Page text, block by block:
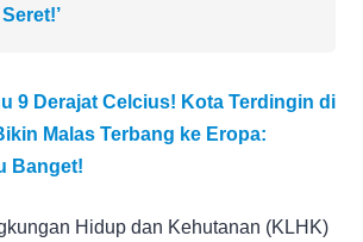
9 Derajat Celcius! Kota Terdingin di
Malas Terbang ke Eropa:
Banget!
Hidup dan Kehutanan (KLHK)